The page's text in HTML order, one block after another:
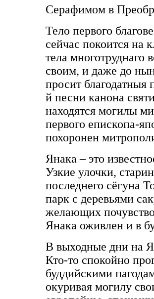
Серафимом в
Тело первого
сейчас покоится на
тела многотруднаго
своим, и даже до
просит
й песни канона
находятся могилы
первого епископа-
похоронен
Янака – это
Узкие улочки,
последнего сёгуна
парк с деревьями
желающих
Янака оживлен и в
В выходные дни на
Кто-то спокойно
буддийскими
окуривая могилу